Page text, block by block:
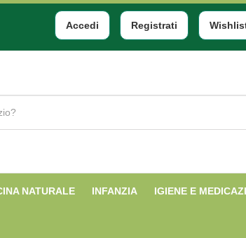
Accedi Registrati
NATURALE INFANZIA IGIENE E